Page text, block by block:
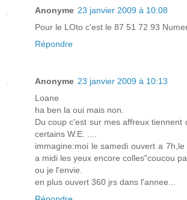
Anonyme 23 janvier 2009 à 10:08
Pour le LOto c'est le 87 51 72 93
Répondre
Anonyme 23 janvier 2009 à 10:13
Loane
ha ben la oui mais non.
Du coup c'est sur mes affreux tiennent
certains W.E. ....
immagine:moi le samedi ouvert a
a midi les yeux encore colles"coucou
ou je l'envie.
en plus ouvert 360 jrs dans l'annee...